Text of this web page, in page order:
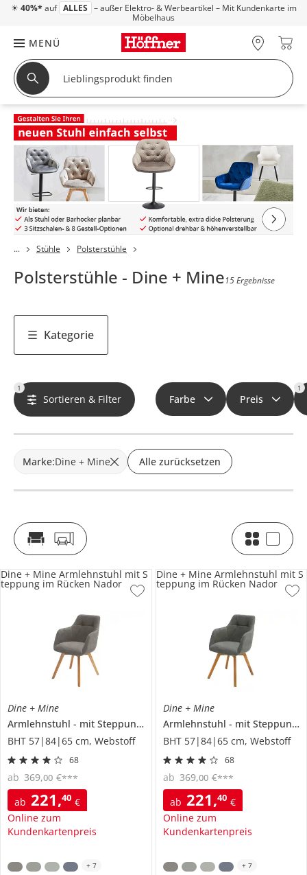
☀ 40%* auf ALLES – außer Elektro- & Werbeartikel – Mit Kundenkarte im
Möbelhaus
MENÜ
Stühle Polsterstühle
Polsterstühle - Dine + Mine15 Ergebnisse
Kategorie
1
Sortieren & Filter Farbe Preis
1
Marke:Dine + Mine Alle zurücksetzen
Dine + Mine
Armlehnstuhl
mit Steppung im Rücken
Nador
BHT 57|84|65 cm, Webstoff
68
ab 221,40 €
Online zum
Kundenkartenpreis
ab 369,00 €***
Dine + Mine Armlehnstuhl mit S
teppung im Rücken Nador
+ 7
Dine + Mine
Armlehnstuhl
mit Steppung im Rücken
BHT 57|84|65 cm, Webstoff
68
ab 221,40 €
Online zum
Kundenkartenpreis
ab 369,00 €***
Dine + Mine Armlehnstuhl mit S
teppung im Rücken Nador
+ 7